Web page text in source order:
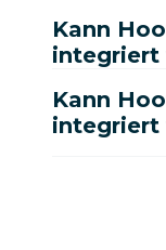
Kann
integriert
Kann
integriert